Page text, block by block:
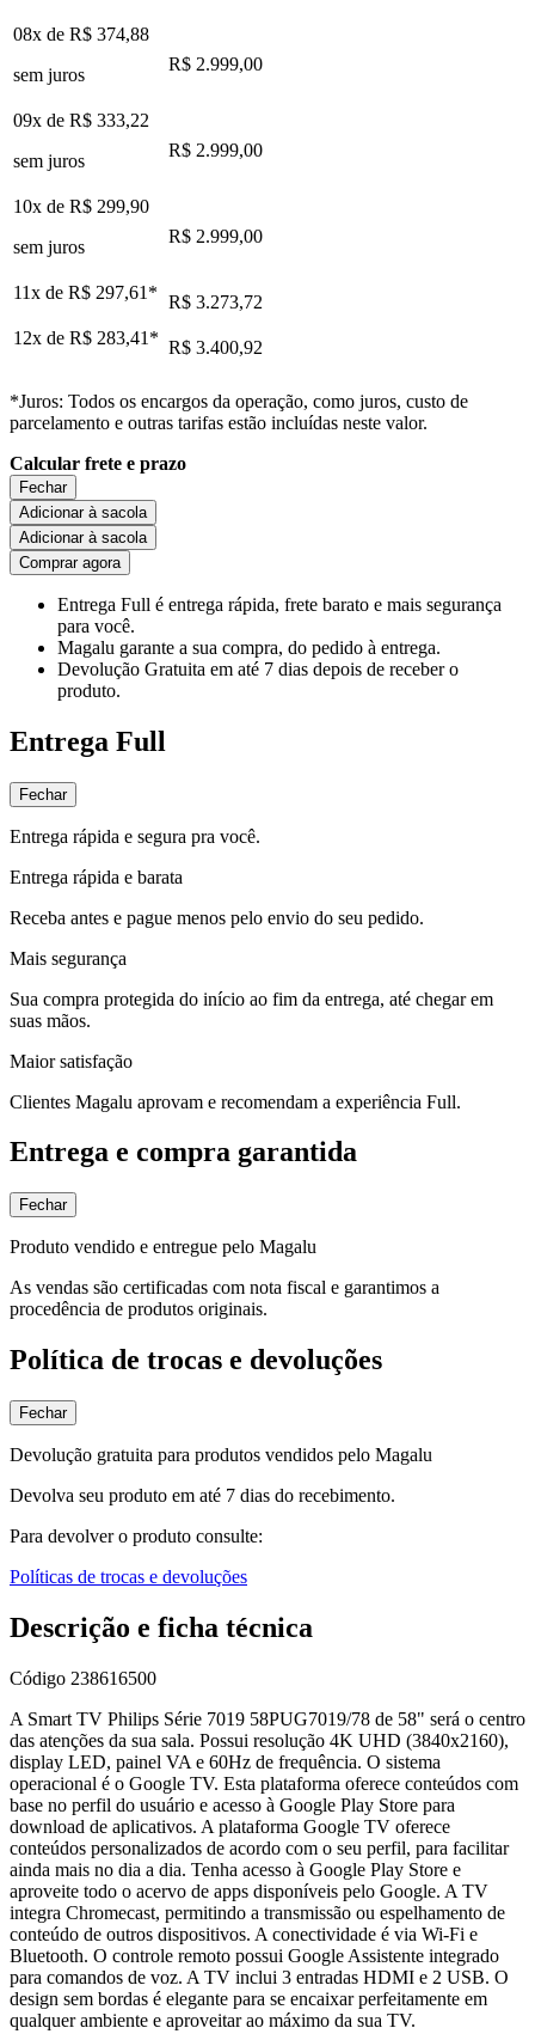
08x de R$ 374,88
sem juros
R$ 2.999,00
09x de R$ 333,22
sem juros
R$ 2.999,00
10x de R$ 299,90
sem juros
R$ 2.999,00
11x de R$ 297,61 * R$ 3.273,72
12x de R$ 283,41 * R$ 3.400,92
*Juros: Todos os encargos da operação, como juros, custo de
parcelamento e outras tarifas estão incluídas neste valor.
Calcular frete e prazo
Fechar
Adicionar à sacola
Adicionar à sacola
Comprar agora
Entrega Full é entrega rápida, frete barato e mais segurança
para você.
Magalu garante a sua compra, do pedido à entrega.
Devolução Gratuita em até 7 dias depois de receber o
produto.
Entrega Full
Fechar
Entrega rápida e segura pra você.
Entrega rápida e barata
Receba antes e pague menos pelo envio do seu pedido.
Mais segurança
Sua compra protegida do início ao fim da entrega, até chegar em
suas mãos.
Maior satisfação
Clientes Magalu aprovam e recomendam a experiência Full.
Entrega e compra garantida
Fechar
Produto vendido e entregue pelo Magalu
As vendas são certificadas com nota fiscal e garantimos a
procedência de produtos originais.
Política de trocas e devoluções
Fechar
Devolução gratuita para produtos vendidos pelo Magalu
Devolva seu produto em até 7 dias do recebimento.
Para devolver o produto consulte:
Políticas de trocas e devoluções
Descrição e ficha técnica
Código 238616500
A Smart TV Philips Série 7019 58PUG7019/78 de 58" será o centro
das atenções da sua sala. Possui resolução 4K UHD (3840x2160),
display LED, painel VA e 60Hz de frequência. O sistema
operacional é o Google TV. Esta plataforma oferece conteúdos com
base no perfil do usuário e acesso à Google Play Store para
download de aplicativos. A plataforma Google TV oferece
conteúdos personalizados de acordo com o seu perfil, para facilitar
ainda mais no dia a dia. Tenha acesso à Google Play Store e
aproveite todo o acervo de apps disponíveis pelo Google. A TV
integra Chromecast, permitindo a transmissão ou espelhamento de
conteúdo de outros dispositivos. A conectividade é via Wi-Fi e
Bluetooth. O controle remoto possui Google Assistente integrado
para comandos de voz. A TV inclui 3 entradas HDMI e 2 USB. O
design sem bordas é elegante para se encaixar perfeitamente em
qualquer ambiente e aproveitar ao máximo da sua TV.